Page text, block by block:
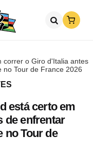
Loja
correr o Giro d'Italia antes
no Tour de France 2026
está certo em
de enfrentar
no Tour de